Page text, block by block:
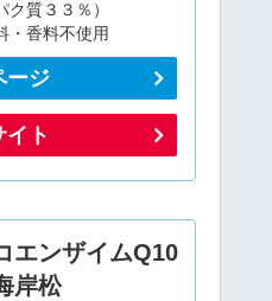
質３３％）
・香料不使用
ージ
イト
ンザイムQ10
岸松